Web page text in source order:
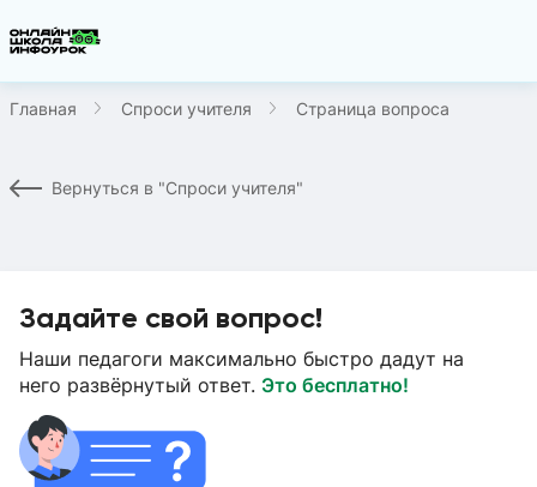
Главная Спроси учителя Страница вопроса
Вернуться в "Спроси учителя"
Задайте свой вопрос!
Наши педагоги максимально быстро дадут на
него развёрнутый ответ. Это бесплатно!